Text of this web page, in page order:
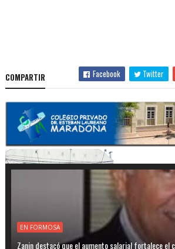
COMPARTIR Facebook Twitter
EN FORMOSA
Zanin destacó que el aumento salarial fortalece el